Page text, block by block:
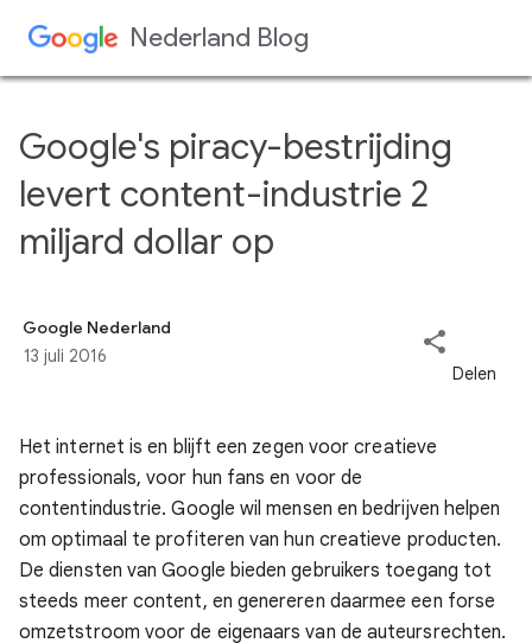
Doorgaan naar hoofdcontent
Google's piracy-bestrijding
levert content-industrie 2
miljard dollar op
Google Nederland
13 juli 2016
Het internet is en blijft een zegen voor creatieve
professionals, voor hun fans en voor de
contentindustrie. Google wil mensen en bedrijven helpen
om optimaal te profiteren van hun creatieve producten.
De diensten van Google bieden gebruikers toegang tot
steeds meer content, en genereren daarmee een forse
omzetstroom voor de eigenaars van de auteursrechten.